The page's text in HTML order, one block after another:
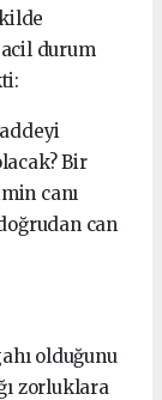
durum
Bir
canı
can
olduğunu
zorluklara